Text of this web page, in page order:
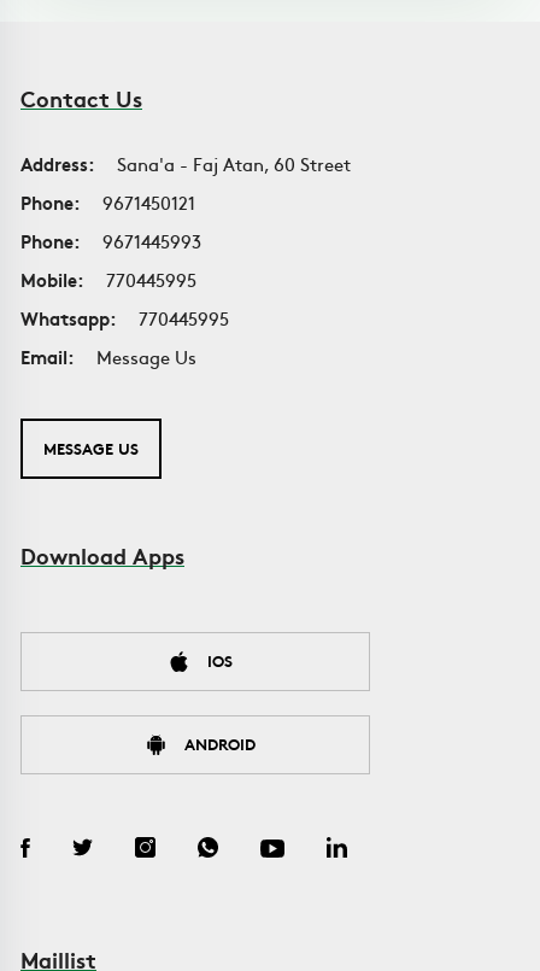
Contact Us
Address:
Sana'a - Faj Atan, 60 Street
Phone:
9671450121
Phone:
9671445993
Mobile:
770445995
Whatsapp:
770445995
Email:
Message Us
MESSAGE US
Download Apps
IOS
ANDROID
Maillist